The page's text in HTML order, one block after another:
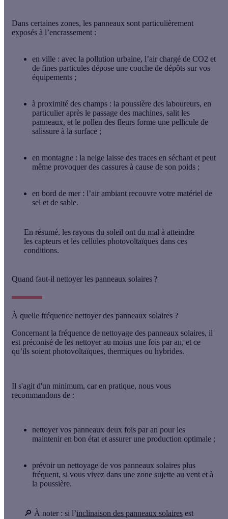
Dans certaines zones, les panneaux sont particulièrement
exposés à l’encrassement :
en ville : avec la pollution urbaine, l’air chargé de CO2 et
de fines particules dépose une couche de dépôts sur vos
équipements ;
à proximité des champs : la poussière des laboureurs, en
particulier après le passage des machines, salit les
panneaux, et le pollen des fleurs forme une pellicule de
salissure à la surface ;
en montagne : la neige laisse des traces en séchant et peut
même provoquer des cassures à cause de son poids ;
en bord de mer : l’air ambiant recouvre votre matériel de
sel et de sable.
En résumé, les rayons du soleil ont du mal à atteindre
les capteurs et les cellules photovoltaïques dans ces
conditions.
Quand faut-il nettoyer les panneaux solaires ?
À quelle fréquence nettoyer des panneaux solaires ?
Concernant la fréquence de nettoyage des panneaux solaires, il
est préconisé de les nettoyer au moins une fois par an, et ce
qu’ils soient photovoltaïques, thermiques ou hybrides.
Il s'agit d'un minimum, car en pratique, nous vous
recommandons de :
nettoyer vos panneaux deux fois par an pour les
maintenir en bon état et assurer une production optimale ;
prévoir un nettoyage de vos panneaux solaires plus
fréquent, si vous vivez dans une zone sujette au vent et à
la poussière.
🔎 À noter : si l’inclinaison des panneaux solaires est